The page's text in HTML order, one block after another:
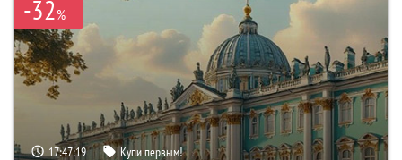
-32%
17:47:18 Купи первым!